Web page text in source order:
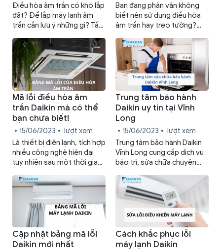
Điều hòa âm trần có khó lắp
đặt? Để lắp máy lạnh âm
trần cần lưu ý những gì? Tất
hành Daikin giải đáp cho bạn
qua bài viết dưới đây.
Bạn đang phân vân không
biết nên sử dụng điều hòa
âm trần hay treo tường?
bạn tìm ra câu trả lời và lựa
chọn thiết bị phù hợp với
mình.
Mã lỗi điều hòa âm
trần Daikin mà có thể
bạn chưa biết!
15/06/2023
lượt xem
Là thiết bị điện lạnh, tích hợp
nhiều công nghệ hiện đại
tuy nhiên sau một thời gian
cũng phát sinh lỗi, cần được
sửa sửa và chăm sóc để vận
hành trở lại. Vậy làm sao để
phát hiện điều hòa Daikin
đang bị lỗi và đâu là những
lỗi thường gặp ở thiết bị
này? Hãy cùng theo dõi bài
Trung tâm bảo hành
Daikin uy tín tại Vĩnh
Long
15/06/2023
lượt xem
Trung tâm bảo hành Daikin
Vĩnh Long cung cấp dịch vụ
bảo trì, sửa chữa chuyên
đình bạn hoạt động bền bỉ,
tiết kiệm điện năng và kéo
dài tuổi thọ.
Cập nhật bảng mã lỗi
Daikin mới nhất
Cách khắc phục lỗi
máy lạnh Daikin